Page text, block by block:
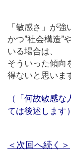
「敏感さ」が強
かつ”社会構造”
いる場合は、
そういった傾向
得ないと思いま
（「何故敏感
ては後述します）
＜次回へ続く＞